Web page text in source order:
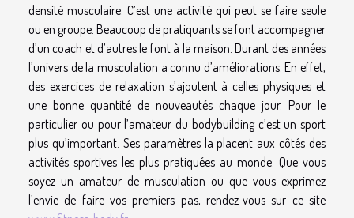
densité musculaire. C’est une activité qui peut se faire seule
ou en groupe. Beaucoup de pratiquants se font accompagner
d’un coach et d’autres le font à la maison. Durant des années
l’univers de la musculation a connu d’améliorations. En effet,
des exercices de relaxation s’ajoutent à celles physiques et
une bonne quantité de nouveautés chaque jour. Pour le
particulier ou pour l’amateur du bodybuilding c’est un sport
plus qu’important. Ses paramètres la placent aux côtés des
activités sportives les plus pratiquées au monde. Que vous
soyez un amateur de musculation ou que vous exprimez
l’envie de faire vos premiers pas, rendez-vous sur ce site